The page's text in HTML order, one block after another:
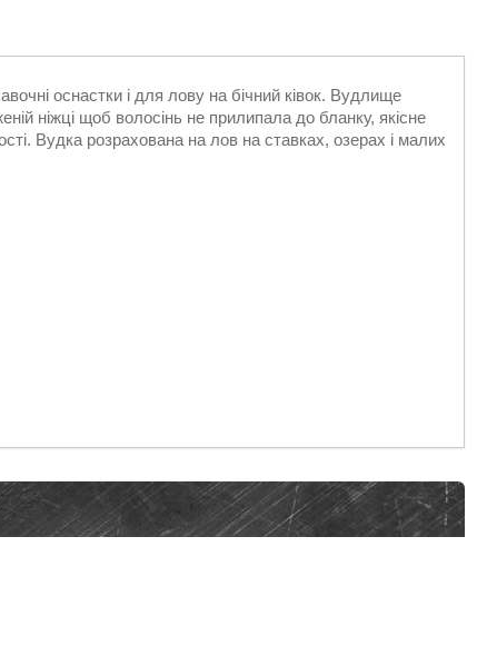
оснастки і для лову на бічний ківок. Вудлище
ніжці щоб волосінь не прилипала до бланку, якісне
Вудка розрахована на лов на ставках, озерах і малих